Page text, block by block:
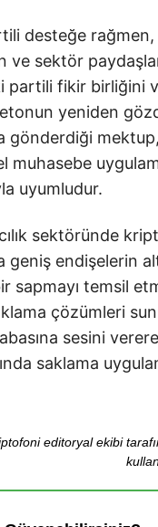
desteğe
ve sektör
partili fikir birliğini
yeniden
gönderdiği
muhasebe
uyumludur.
sektöründe
endişelerin
sapmayı temsil
çözümleri
sesini
saklama
editoryal ekibi